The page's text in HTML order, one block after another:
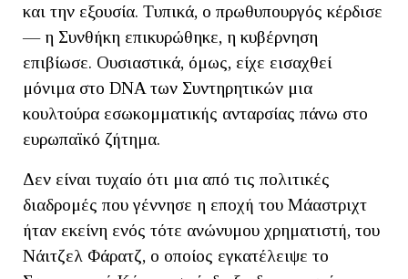
και την εξουσία. Τυπικά, ο πρωθυπουργός κέρδισε
— η Συνθήκη επικυρώθηκε, η κυβέρνηση
επιβίωσε. Ουσιαστικά, όμως, είχε εισαχθεί
μόνιμα στο DNA των Συντηρητικών μια
κουλτούρα εσωκομματικής ανταρσίας πάνω στο
ευρωπαϊκό ζήτημα.
Δεν είναι τυχαίο ότι μια από τις πολιτικές
διαδρομές που γέννησε η εποχή του Μάαστριχτ
ήταν εκείνη ενός τότε ανώνυμου χρηματιστή, του
Νάιτζελ Φάρατζ, ο οποίος εγκατέλειψε το